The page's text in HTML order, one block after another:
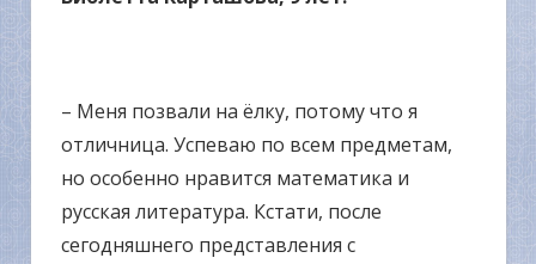
– Меня позвали на ёлку, потому что я
отличница. Успеваю по всем предметам,
но особенно нравится математика и
русская литература. Кстати, после
сегодняшнего представления с